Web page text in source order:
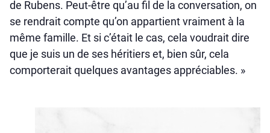
de Rubens. Peut-être qu’au fil de la conversation, on
se rendrait compte qu’on appartient vraiment à la
même famille. Et si c’était le cas, cela voudrait dire
que je suis un de ses héritiers et, bien sûr, cela
comporterait quelques avantages appréciables. »